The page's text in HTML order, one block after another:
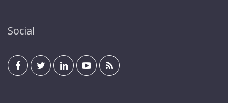
Social